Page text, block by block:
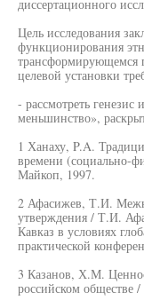
диссертационного
Цель исследования
функционирования
трансформирующемся
целевой установки
- рассмотреть
меньшинство»,
1 Ханаху, P.A.
времени (социально-
Майкоп, 1997.
2 Афасижев, Т.И.
утверждения / Т.И.
Кавказ в условиях
практической
3 Казанов, Х.М.
российском